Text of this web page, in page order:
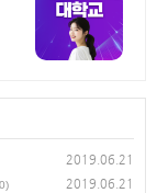
2019.06.21
2019.06.21